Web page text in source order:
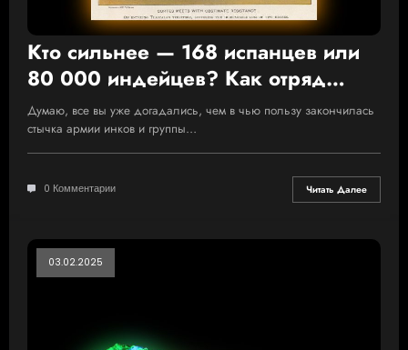
Кто сильнее — 168 испанцев или
80 000 индейцев? Как отряд
конкистадоров оказался
вестником Апокалипсиса
Думаю, все вы уже догадались, чем в чью пользу закончилась
стычка армии инков и группы…
0 Комментарии Читать Далее
03.02.2025